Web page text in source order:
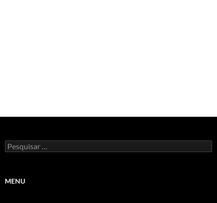
Pesquisar
por:
MENU